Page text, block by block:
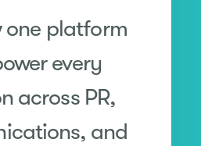
one platform
every
across PR,
and